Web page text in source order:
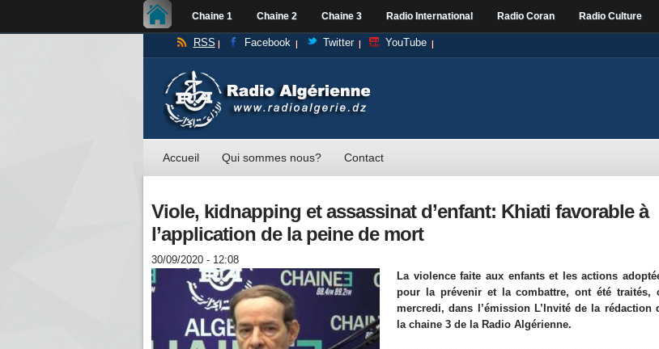
Chaine 1 Chaine 2 Chaine 3 Radio International Radio Coran Radio Culture
RSS Facebook Twitter YouTube
Accueil Qui sommes nous? Contact
Viole, kidnapping et assassinat d’enfant: Khiati favorable à
l’application de la peine de mort
30/09/2020 - 12:08
La violence faite aux enfants et les actions
pour la prévenir et la combattre, ont été traités,
mercredi, dans l’émission L’Invité de la rédaction
la chaine 3 de la Radio Algérienne.